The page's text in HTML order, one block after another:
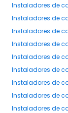
Instaladores de
Instaladores de
Instaladores de
Instaladores de
Instaladores de
Instaladores de
Instaladores de
Instaladores de
Instaladores de